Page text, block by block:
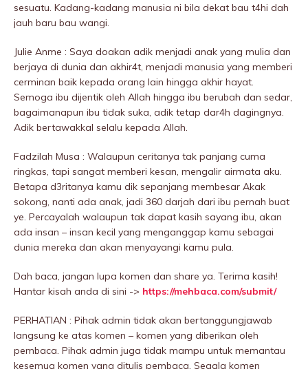
sesuatu. Kadang-kadang manusia ni bila dekat bau t4hi dah
jauh baru bau wangi.
Julie Anme : Saya doakan adik menjadi anak yang mulia dan
berjaya di dunia dan akhir4t, menjadi manusia yang memberi
cerminan baik kepada orang lain hingga akhir hayat.
Semoga ibu dijentik oleh Allah hingga ibu berubah dan sedar,
bagaimanapun ibu tidak suka, adik tetap dar4h dagingnya.
Adik bertawakkal selalu kepada Allah.
Fadzilah Musa : Walaupun ceritanya tak panjang cuma
ringkas, tapi sangat memberi kesan, mengalir airmata aku.
Betapa d3ritanya kamu dik sepanjang membesar Akak
sokong, nanti ada anak, jadi 360 darjah dari ibu pernah buat
ye. Percayalah walaupun tak dapat kasih sayang ibu, akan
ada insan – insan kecil yang menganggap kamu sebagai
dunia mereka dan akan menyayangi kamu pula.
Dah baca, jangan lupa komen dan share ya. Terima kasih!
Hantar kisah anda di sini -> https://mehbaca.com/submit/
PERHATIAN : Pihak admin tidak akan bertanggungjawab
langsung ke atas komen – komen yang diberikan oleh
pembaca. Pihak admin juga tidak mampu untuk memantau
kesemua komen yang ditulis pembaca. Segala komen